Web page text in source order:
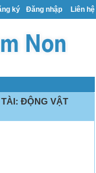
ký Đăng nhập Liên hệ
ĐỘNG VẬT